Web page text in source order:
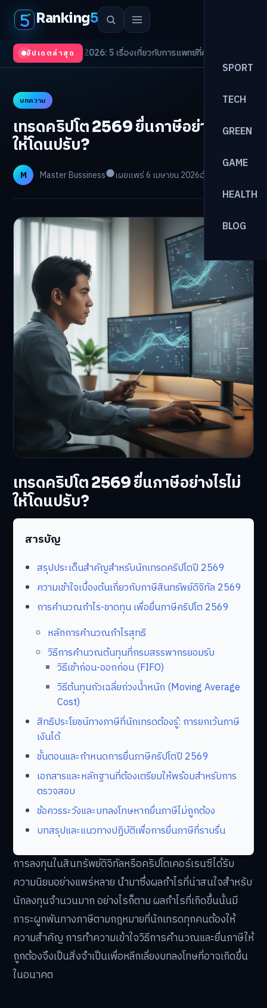
Ranking5
SPORT
TECH
GREEN
GAME
HEALTH
BLOG
อัปเดตล่าสุด
Trends 2026: 5 เรื่องเกี่ยวกับการแพทย์ที่ควรรู้/ดอกเบี้ยขาขึ้นรอบใหม่!
บทความ
เทรดคริปโต 2569 ยื่นภาษีอย่างไรไม่
ให้โดนปรับ?
M Master Bussiness เผยแพร่ 6 เมษายน 2026อ่าน 20 นาที
เทรดคริปโต 2569 ยื่นภาษีอย่างไรไม่
ให้โดนปรับ?
สารบัญ
สรุปประเด็นสำคัญสำหรับนักเทรดคริปโตปี 2569
ความเข้าใจเบื้องต้นเกี่ยวกับภาษีสินทรัพย์ดิจิทัล 2569
การคำนวณกำไร-ขาดทุน เพื่อยื่นภาษีคริปโต 2569
หลักการคำนวณกำไรสุทธิ
วิธีการคำนวณต้นทุนที่กรมสรรพากรยอมรับ
วิธีเข้าก่อน-ออกก่อน (FIFO)
วิธีต้นทุนถัวเฉลี่ยถ่วงน้ำหนัก (Moving Average
Cost)
สิทธิประโยชน์ทางภาษีที่นักเทรดต้องรู้: การยกเว้นภาษี
เงินได้
ขั้นตอนและกำหนดการยื่นภาษีคริปโตปี 2569
เอกสารและหลักฐานที่ต้องเตรียมให้พร้อมสำหรับการ
ตรวจสอบ
ข้อควรระวังและบทลงโทษหากยื่นภาษีไม่ถูกต้อง
บทสรุปและแนวทางปฏิบัติเพื่อการยื่นภาษีที่ราบรื่น
การลงทุนในสินทรัพย์ดิจิทัลหรือคริปโตเคอร์เรนซีได้รับ
ความนิยมอย่างแพร่หลาย นำมาซึ่งผลกำไรที่น่าสนใจสำหรับ
นักลงทุนจำนวนมาก อย่างไรก็ตาม ผลกำไรที่เกิดขึ้นนั้นมี
ภาระผูกพันทางภาษีตามกฎหมายที่นักเทรดทุกคนต้องให้
ความสำคัญ การทำความเข้าใจวิธีการคำนวณและยื่นภาษีให้
ถูกต้องจึงเป็นสิ่งจำเป็นเพื่อหลีกเลี่ยงบทลงโทษที่อาจเกิดขึ้น
ในอนาคต